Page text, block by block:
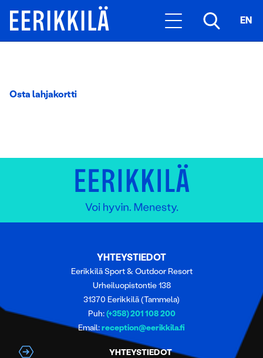
EN
Osta lahjakortti
YHTEYSTIEDOT
Eerikkilä Sport & Outdoor Resort
Urheiluopistontie 138
31370 Eerikkilä (Tammela)
Puh:(+358) 201 108 200
Email:reception@eerikkila.fi
YHTEYSTIEDOT